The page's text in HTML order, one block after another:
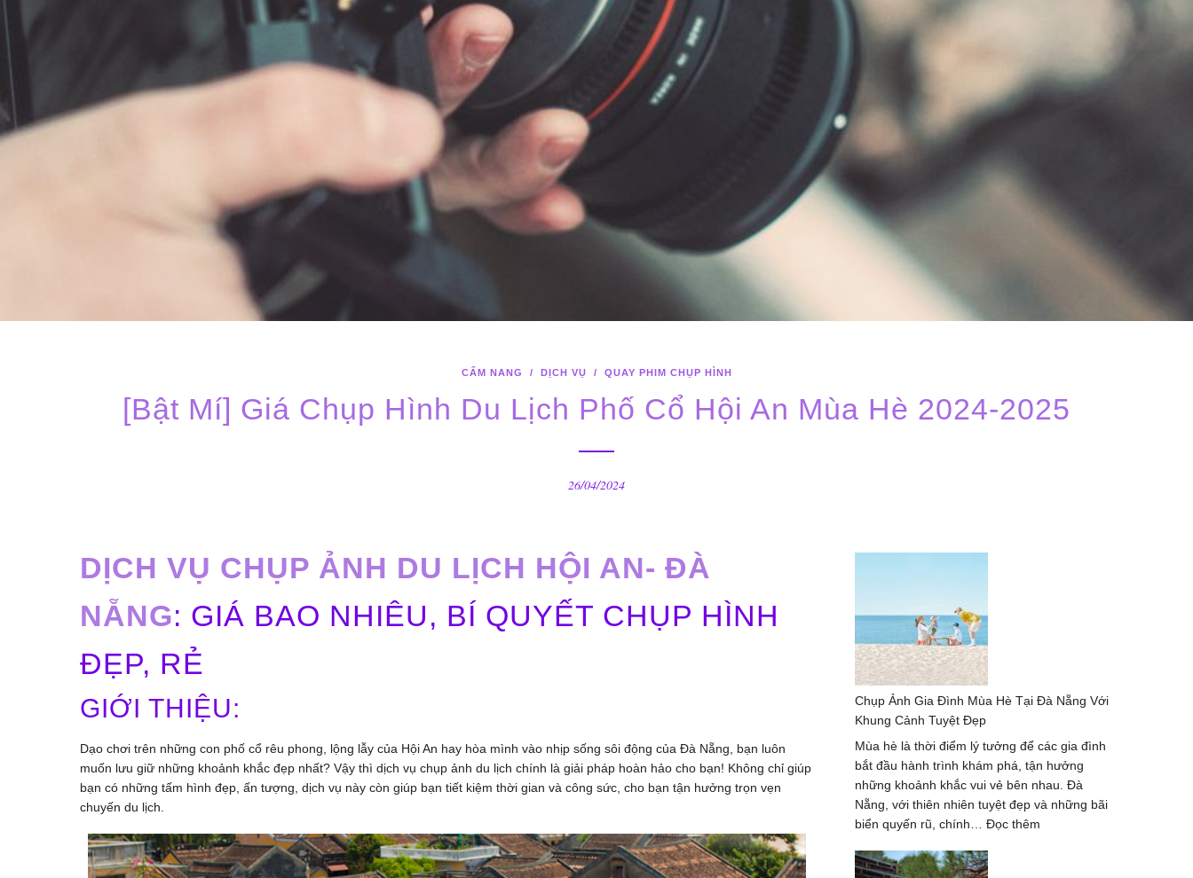
CẨM NANG / DỊCH VỤ / QUAY PHIM CHỤP HÌNH
[Bật Mí] Giá Chụp Hình Du Lịch Phố Cổ Hội An Mùa Hè 2024-2025
26/04/2024
DỊCH VỤ CHỤP ẢNH DU LỊCH HỘI AN- ĐÀ
NẴNG: GIÁ BAO NHIÊU, BÍ QUYẾT CHỤP HÌNH
ĐẸP, RẺ
GIỚI THIỆU:
Dạo chơi trên những con phố cổ rêu phong, lộng lẫy của Hội An hay hòa mình vào nhịp sống sôi động của Đà Nẵng, bạn luôn
muốn lưu giữ những khoảnh khắc đẹp nhất? Vậy thì dịch vụ chụp ảnh du lịch chính là giải pháp hoàn hảo cho bạn! Không chỉ giúp
bạn có những tấm hình đẹp, ấn tượng, dịch vụ này còn giúp bạn tiết kiệm thời gian và công sức, cho bạn tận hưởng trọn vẹn
chuyến du lịch.
Chụp Ảnh Gia Đình Mùa Hè Tại Đà Nẵng Với
Khung Cảnh Tuyệt Đẹp
Mùa hè là thời điểm lý tưởng để các gia đình
bắt đầu hành trình khám phá, tận hưởng
những khoảnh khắc vui vẻ bên nhau. Đà
Nẵng, với thiên nhiên tuyệt đẹp và những bãi
biển quyến rũ, chính… Đọc thêm